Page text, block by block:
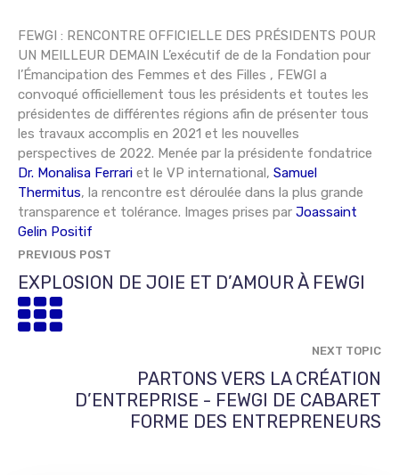
FEWGI : RENCONTRE OFFICIELLE DES PRÉSIDENTS POUR
UN MEILLEUR DEMAIN L’exécutif de de la Fondation pour
l’Émancipation des Femmes et des Filles , FEWGI a
convoqué officiellement tous les présidents et toutes les
présidentes de différentes régions afin de présenter tous
les travaux accomplis en 2021 et les nouvelles
perspectives de 2022. Menée par la présidente fondatrice
Dr. Monalisa Ferrari et le VP international, Samuel
Thermitus, la rencontre est déroulée dans la plus grande
transparence et tolérance. Images prises par Joassaint
Gelin Positif
PREVIOUS POST
EXPLOSION DE JOIE ET D’AMOUR À FEWGI
NEXT TOPIC
PARTONS VERS LA CRÉATION
D’ENTREPRISE - FEWGI DE CABARET
FORME DES ENTREPRENEURS